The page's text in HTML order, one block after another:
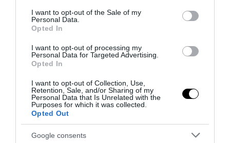
consent section.
I want to opt-out of the Sale of my
Personal Data.
Opted In
I want to opt-out of processing my
Personal Data for Targeted Advertising.
Opted In
I want to opt-out of Collection, Use,
Retention, Sale, and/or Sharing of my
Personal Data that Is Unrelated with the
Purposes for which it was collected.
Opted Out
Google consents
Bonaccini e il mito delle barricate di Parma: quando
l’antifascismo copia il fascismo
6 Agosto 2026